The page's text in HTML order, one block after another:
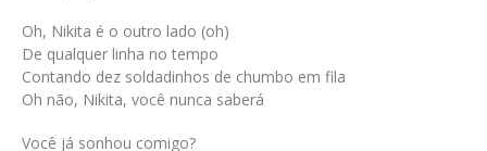
Oh, Nikita é o outro lado (oh)
De qualquer linha no tempo
Contando dez soldadinhos de chumbo em fila
Oh não, Nikita, você nunca saberá
Você já sonhou comigo?